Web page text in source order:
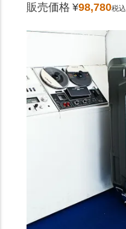
販売価格 ¥98,780税込